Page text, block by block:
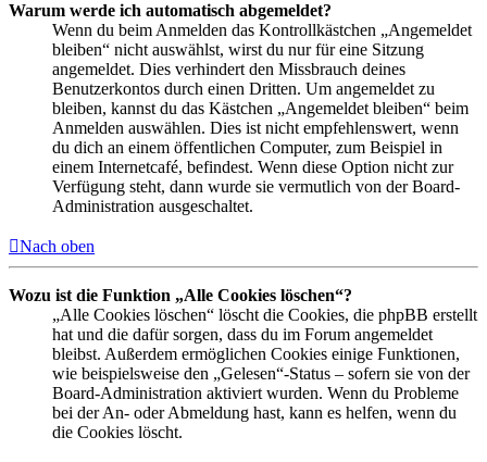
Warum werde ich automatisch abgemeldet?
Wenn du beim Anmelden das Kontrollkästchen „Angemeldet
bleiben“ nicht auswählst, wirst du nur für eine Sitzung
angemeldet. Dies verhindert den Missbrauch deines
Benutzerkontos durch einen Dritten. Um angemeldet zu
bleiben, kannst du das Kästchen „Angemeldet bleiben“ beim
Anmelden auswählen. Dies ist nicht empfehlenswert, wenn
du dich an einem öffentlichen Computer, zum Beispiel in
einem Internetcafé, befindest. Wenn diese Option nicht zur
Verfügung steht, dann wurde sie vermutlich von der Board-
Administration ausgeschaltet.
Nach oben
Wozu ist die Funktion „Alle Cookies löschen“?
„Alle Cookies löschen“ löscht die Cookies, die phpBB erstellt
hat und die dafür sorgen, dass du im Forum angemeldet
bleibst. Außerdem ermöglichen Cookies einige Funktionen,
wie beispielsweise den „Gelesen“-Status – sofern sie von der
Board-Administration aktiviert wurden. Wenn du Probleme
bei der An- oder Abmeldung hast, kann es helfen, wenn du
die Cookies löscht.